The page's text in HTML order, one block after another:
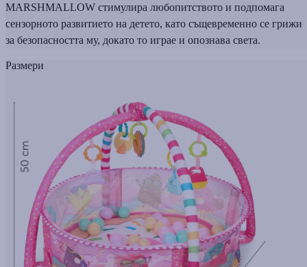
MARSHMALLOW стимулира любопитството и подпомага
сензорното развитието на детето, като същевременно се грижи
за безопасността му, докато то играе и опознава света.
Размери